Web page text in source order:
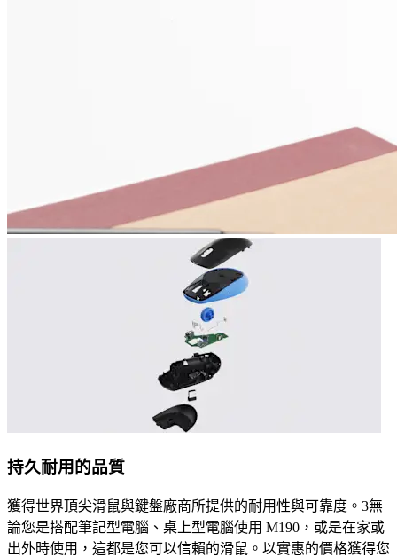
持久耐用的品質
獲得世界頂尖滑鼠與鍵盤廠商所提供的耐用性與可靠度。3無
論您是搭配筆記型電腦、桌上型電腦使用 M190，或是在家或
出外時使用，這都是您可以信賴的滑鼠。以實惠的價格獲得您